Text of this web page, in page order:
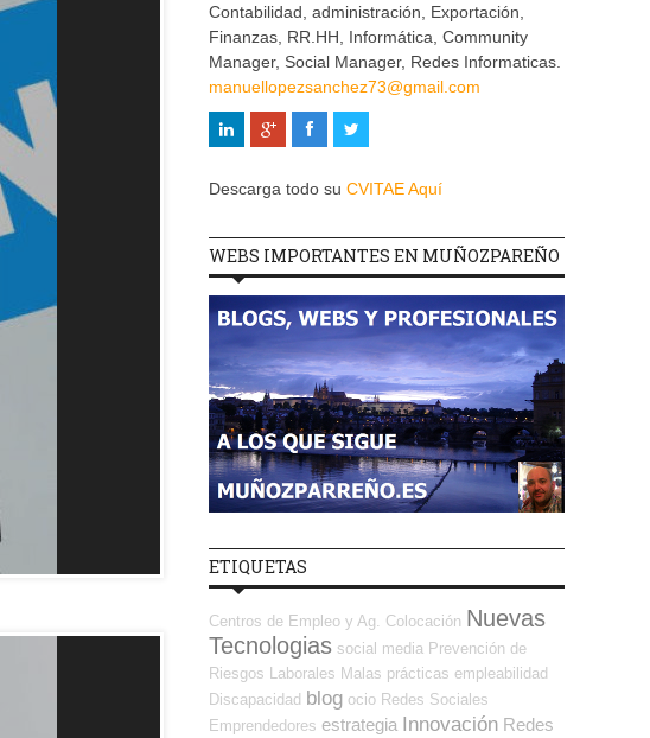
Contabilidad, administración, Exportación,
Finanzas, RR.HH, Informática, Community
Manager, Social Manager, Redes Informaticas.
manuellopezsanchez73@gmail.com
Descarga todo su CVITAE Aquí
WEBS IMPORTANTES EN MUÑOZPAREÑO
ETIQUETAS
Centros de Empleo y Ag. Colocación Nuevas
Tecnologias social media Prevención de
Riesgos Laborales Malas prácticas empleabilidad
Discapacidad blog ocio Redes Sociales
Emprendedores estrategia Innovación Redes